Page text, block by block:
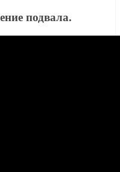
подвала.